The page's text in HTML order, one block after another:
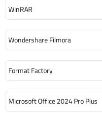
WinRAR
Wondershare Filmora
Format Factory
Microsoft Office 2024 Pro Plus